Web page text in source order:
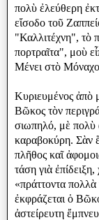
πολὺ ἐλεύθερη
εἴσοδο τοῦ
"Καλλιτέχνη", τὸ
πορτραῖτα", μοὺ
Μένει στὸ
Κυριευμένος ἀπὸ
Βῶκος τὸν
σιωπηλό, μὲ πολὺ
καραβοκύρη. Σὰν
πλῆθος καῖ
τάση γιὰ
«πράττοντα
ἐκφράζεται ὁ
ἀστείρευτη